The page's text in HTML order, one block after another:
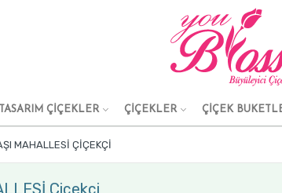
TASARIM ÇİÇEKLER ÇİÇEKLER ÇİÇEK
MAHALLESİ ÇIÇEKÇI
Çiçekçi